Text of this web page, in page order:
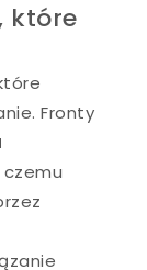
które
Fronty
czemu